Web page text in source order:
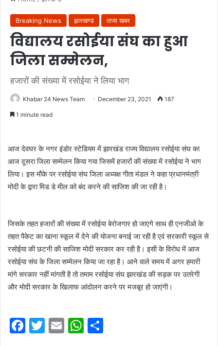
Breaking News झारखण्ड ताजा खबर
विद्यालय रसोईया संघ का हुआ
जिला सम्मेलन,
हजारों की संख्या में रसोईया ने लिया भाग
Khabar 24 News Team December 23, 2021 187
1 minute read
आज देवघर के नगर इंडोर स्टेडियम में झारखंड राज्य विद्यालय रसोईया संघ का
आज दूसरा जिला सम्मेलन किया गया जिसमें हजारों की संख्या में रसोईया ने भाग
लिया। इस मौके पर रसोईया संघ जिला अध्यक्ष गीता मंडल ने कहा प्रधानमंत्री
मोदी के द्वारा मिड डे मील को बंद करने की साजिश की जा रही है।
जिसके तहत हजारों की संख्या में रसोईया बेरोजगार हो जाएगे साथ ही एनजीओ के
तहत पैकेट का खाना स्कूल में देने की योजना बनाई जा रही है एवं सरकारी स्कूल से
रसोईया की छटनी की साजिश मोदी सरकार कर रही है। इसी के विरोध में आज
रसोईया संघ के जिला सम्मेलन किया जा रहा है। आने वाले समय में अगर हमारी
मांगे सरकार नहीं मांगती है तो तमाम रसोईया संघ झारखंड की सड़क पर उतरेगी
और मोदी सरकार के खिलाफ आंदोलन करने पर मजबूर हो जाएंगी।
F
T
E
W